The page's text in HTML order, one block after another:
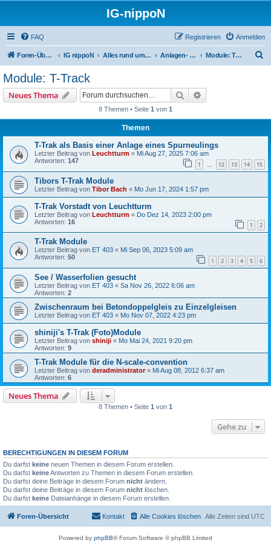
IG-nippoN
FAQ Anmelden
Registrieren
Foren-Übersicht IG nippoN Alles rund um die Modell(bahn) Anlagen- & Modulbau Module: T-Track
Module: T-Track
Neues Thema Suche
8 Themen • Seite 1 von 1
Themen
T-Trak als Basis einer Anlage eines Spurneulings
Letzter Beitrag von Leuchtturm « Mi Aug 27, 2025 7:06 am
Antworten: 147 1 … 12 13 14 15
Tibors T-Trak Module
Letzter Beitrag von Tibor Bach « Mo Jun 17, 2024 1:57 pm
T-Trak Vorstadt von Leuchtturm
Letzter Beitrag von Leuchtturm « Do Dez 14, 2023 2:00 pm
Antworten: 16 1 2
T-Trak Module
Letzter Beitrag von ET 403 « Mi Sep 06, 2023 5:09 am
Antworten: 50 1 2 3 4 5 6
See / Wasserfolien gesucht
Letzter Beitrag von ET 403 « Sa Nov 26, 2022 6:06 am
Antworten: 2
Zwischenraum bei Betondoppelgleis zu Einzelgleisen
Letzter Beitrag von ET 403 « Mo Nov 07, 2022 4:23 pm
shiniji's T-Trak (Foto)Module
Letzter Beitrag von shiniji « Mo Mai 24, 2021 9:20 pm
Antworten: 9
T-Trak Module für die N-scale-convention
Letzter Beitrag von deradministrator« Mi Aug 08, 2012 6:37 am
Antworten: 6
Neues Thema
8 Themen • Seite 1 von 1
Gehe zu
BERECHTIGUNGEN IN DIESEM FORUM
Du darfst keine neuen Themen in diesem Forum erstellen.
Du darfst keineAntworten zu Themen in diesem Forum erstellen.
Du darfst deine Beiträge in diesem Forum nicht ändern.
Du darfst deine Beiträge in diesem Forum nicht löschen.
Du darfst keine Dateianhänge in diesem Forum erstellen.
Foren-Übersicht Alle Zeiten sind UTC
Alle Cookies löschen
Kontakt
Powered by phpBB® Forum Software © phpBB Limited